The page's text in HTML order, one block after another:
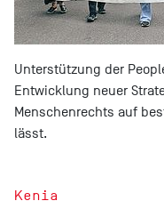
Unterstützung der
Entwicklung neuer
Menschenrechts auf
lässt.
Kenia